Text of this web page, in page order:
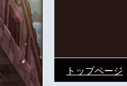
トップページ